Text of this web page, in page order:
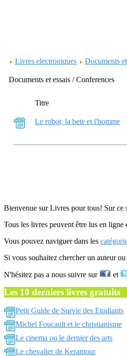
Livres electroniques Documents
Documents et essais / Conferences
Titre
Le robot, la bete et l'homme
Bienvenue sur Livres pour tous! Sur ce
Tous les livres peuvent être lus en
Vous pouvez naviguer dans les
Si vous souhaitez chercher un auteur
N'hésitez pas a nous suivre sur et
Les 10 derniers livres gratuits
Petit Guide de Survie des Etudiants
Michel Foucault et le christianisme
Le cinema ou le dernier des arts
Le chevalier de Keramour